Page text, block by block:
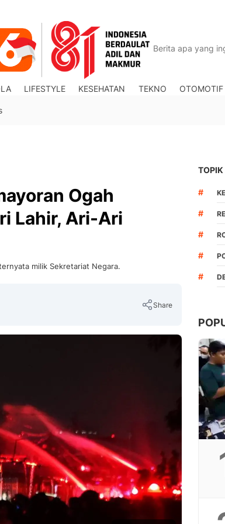
LIFESTYLE KESEHATAN TEKNO OTOMOTIF
Ogah
Lahir, Ari-Ari
milik Sekretariat Negara.
Share
TOPIK
#
#
#
#
#